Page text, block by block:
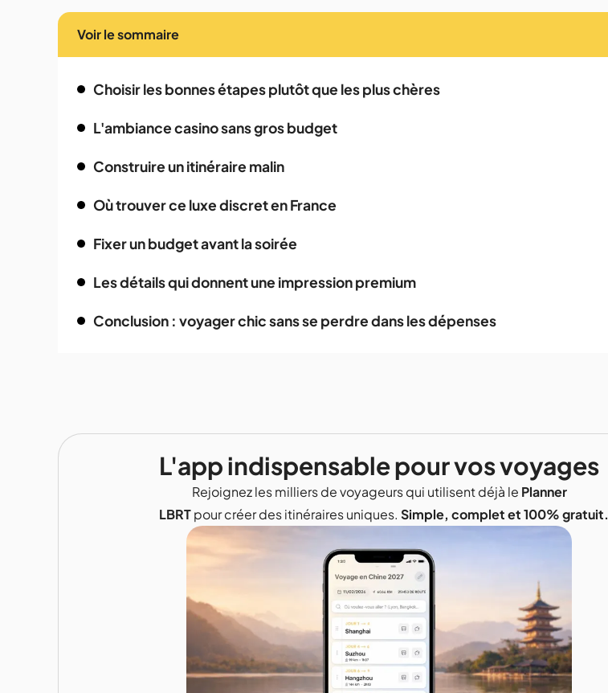
Voir le sommaire
‍Choisir les bonnes étapes plutôt que les plus chères
L'ambiance casino sans gros budget
Construire un itinéraire malin
Où trouver ce luxe discret en France
Fixer un budget avant la soirée
Les détails qui donnent une impression premium
Conclusion : voyager chic sans se perdre dans les dépenses
L'app indispensable pour vos voyages
Rejoignez les milliers de voyageurs qui utilisent déjà le Planner
LBRTpour créer des itinéraires uniques. Simple, complet et 100% gratuit.